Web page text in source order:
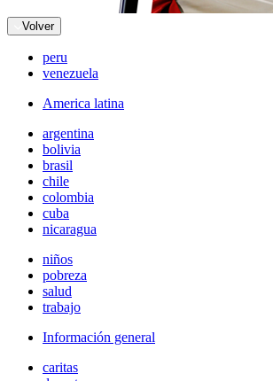
Volver
peru
venezuela
America latina
argentina
bolivia
brasil
chile
colombia
cuba
nicaragua
niños
pobreza
salud
trabajo
Información general
caritas